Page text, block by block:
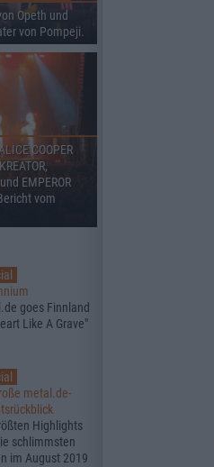
Opeth und
von Pompeji.
COOPER
EMPEROR
vom
goes Finnland
Like A Grave"
metal.de-
Highlights
schlimmsten
im August 2019